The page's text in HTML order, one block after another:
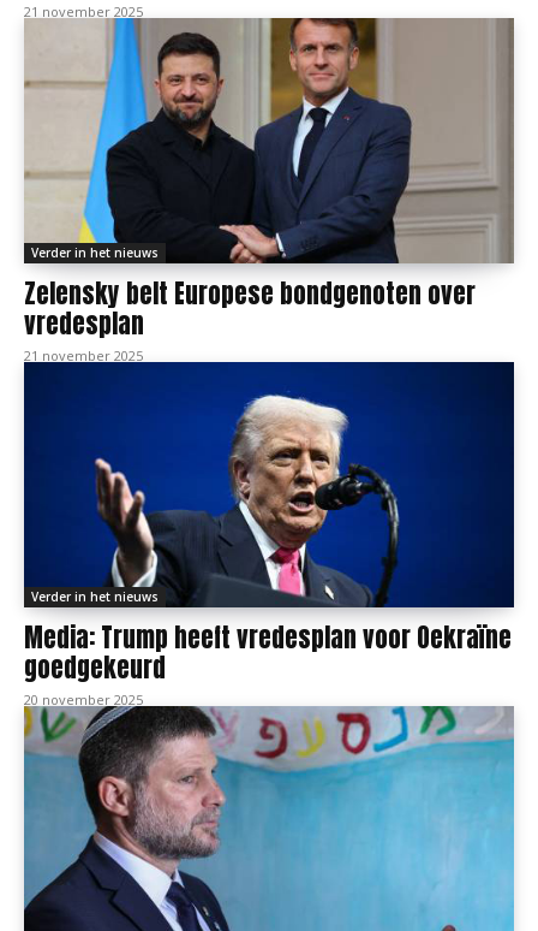
21 november 2025
Verder in het nieuws
Zelensky belt Europese bondgenoten over
vredesplan
21 november 2025
Verder in het nieuws
Media: Trump heeft vredesplan voor Oekraïne
goedgekeurd
20 november 2025